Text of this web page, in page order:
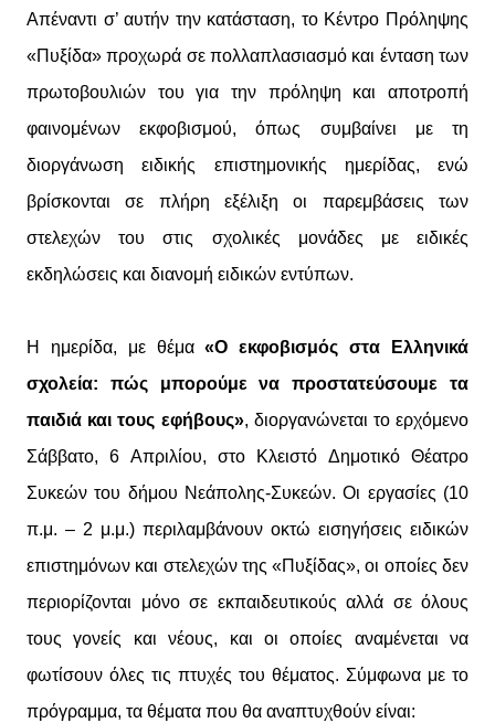
Απέναντι σ’ αυτήν την κατάσταση, το Κέντρο Πρόληψης
«Πυξίδα» προχωρά σε πολλαπλασιασμό και ένταση των
πρωτοβουλιών του για την πρόληψη και αποτροπή
φαινομένων εκφοβισμού, όπως συμβαίνει με τη
διοργάνωση ειδικής επιστημονικής ημερίδας, ενώ
βρίσκονται σε πλήρη εξέλιξη οι παρεμβάσεις των
στελεχών του στις σχολικές μονάδες με ειδικές
εκδηλώσεις και διανομή ειδικών εντύπων.
Η ημερίδα, με θέμα«Ο εκφοβισμός στα Ελληνικά
σχολεία: πώς μπορούμε να προστατεύσουμε τα
παιδιά και τους εφήβους», διοργανώνεται το ερχόμενο
Σάββατο, 6 Απριλίου, στο Κλειστό Δημοτικό Θέατρο
Συκεών του δήμου Νεάπολης-Συκεών. Οι εργασίες (10
π.μ. – 2 μ.μ.) περιλαμβάνουν οκτώ εισηγήσεις ειδικών
επιστημόνων και στελεχών της «Πυξίδας», οι οποίες δεν
περιορίζονται μόνο σε εκπαιδευτικούς αλλά σε όλους
τους γονείς και νέους, και οι οποίες αναμένεται να
φωτίσουν όλες τις πτυχές του θέματος. Σύμφωνα με το
πρόγραμμα, τα θέματα που θα αναπτυχθούν είναι: